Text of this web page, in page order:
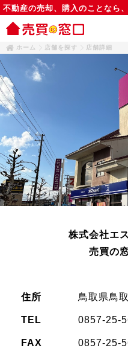
産の売却、購入のことなら、お
ホーム 店舗を探す 店舗詳細
株式会社エ
売買の
住所 鳥取県鳥
TEL 0857-25-
FAX 0857-25-